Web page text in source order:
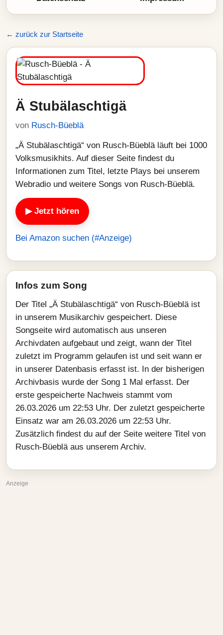
← zurück zur Startseite
Ä Stubälaschtigä
von Rusch-Büeblä
„Ä Stubälaschtigä“ von Rusch-Büeblä läuft bei 1000
Volksmusikhits. Auf dieser Seite findest du
Informationen zum Titel, letzte Plays bei unserem
Webradio und weitere Songs von Rusch-Büeblä.
▶ Jetzt hören
Bei Amazon suchen (#Anzeige)
Infos zum Song
Der Titel „Ä Stubälaschtigä“ von Rusch-Büeblä ist
in unserem Musikarchiv gespeichert. Diese
Songseite wird automatisch aus unseren
Archivdaten aufgebaut und zeigt, wann der Titel
zuletzt im Programm gelaufen ist und seit wann er
in unserer Datenbasis erfasst ist. In der bisherigen
Archivbasis wurde der Song 1 Mal erfasst. Der
erste gespeicherte Nachweis stammt vom
26.03.2026 um 22:53 Uhr. Der zuletzt gespeicherte
Einsatz war am 26.03.2026 um 22:53 Uhr.
Zusätzlich findest du auf der Seite weitere Titel von
Rusch-Büeblä aus unserem Archiv.
Anzeige